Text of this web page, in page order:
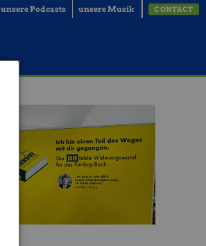
unsere Podcasts unsere Musik CONTACT